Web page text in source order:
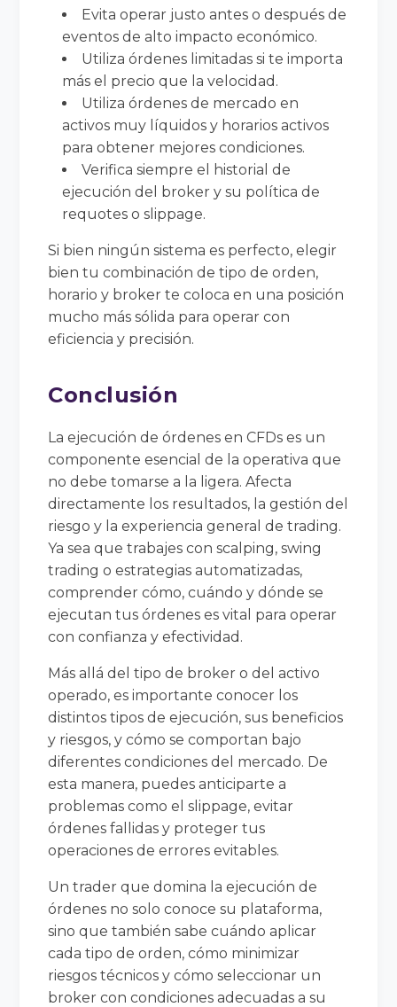
Evita operar justo antes o después de
eventos de alto impacto económico.
Utiliza órdenes limitadas si te importa
más el precio que la velocidad.
Utiliza órdenes de mercado en
activos muy líquidos y horarios activos
para obtener mejores condiciones.
Verifica siempre el historial de
ejecución del broker y su política de
requotes o slippage.
Si bien ningún sistema es perfecto, elegir
bien tu combinación de tipo de orden,
horario y broker te coloca en una posición
mucho más sólida para operar con
eficiencia y precisión.
Conclusión
La ejecución de órdenes en CFDs es un
componente esencial de la operativa que
no debe tomarse a la ligera. Afecta
directamente los resultados, la gestión del
riesgo y la experiencia general de trading.
Ya sea que trabajes con scalping, swing
trading o estrategias automatizadas,
comprender cómo, cuándo y dónde se
ejecutan tus órdenes es vital para operar
con confianza y efectividad.
Más allá del tipo de broker o del activo
operado, es importante conocer los
distintos tipos de ejecución, sus beneficios
y riesgos, y cómo se comportan bajo
diferentes condiciones del mercado. De
esta manera, puedes anticiparte a
problemas como el slippage, evitar
órdenes fallidas y proteger tus
operaciones de errores evitables.
Un trader que domina la ejecución de
órdenes no solo conoce su plataforma,
sino que también sabe cuándo aplicar
cada tipo de orden, cómo minimizar
riesgos técnicos y cómo seleccionar un
broker con condiciones adecuadas a su